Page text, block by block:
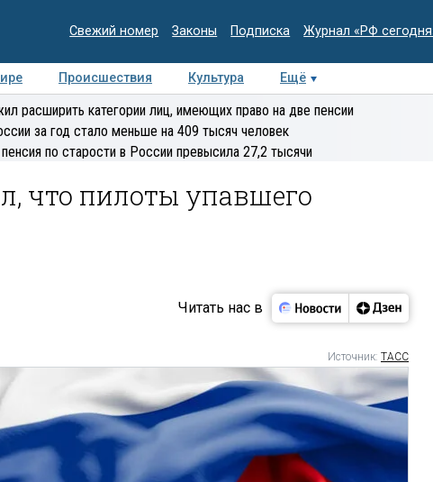
Свежий номер Законы Подписка Журнал «РФ
Происшествия Культура Ещё
Медиацентр Интервью Колумнисты
Деловая
расширить категории лиц, имеющих право на две пенсии
за год стало меньше на 409 тысяч человек
по старости в России превысила 27,2 тысячи
что пилоты упавшего
Читать нас в
Источник: ТАСС